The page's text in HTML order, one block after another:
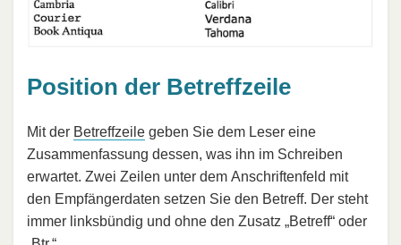
Position der Betreffzeile
Mit der Betreffzeile geben Sie dem Leser eine
Zusammenfassung dessen, was ihn im Schreiben
erwartet. Zwei Zeilen unter dem Anschriftenfeld mit
den Empfängerdaten setzen Sie den Betreff. Der steht
immer linksbündig und ohne den Zusatz „Betreff“ oder